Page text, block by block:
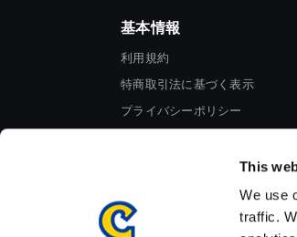
This
We use
traffic.
基本情報
利用規約
特商取引法に基づく表示
プライバシーポリシー